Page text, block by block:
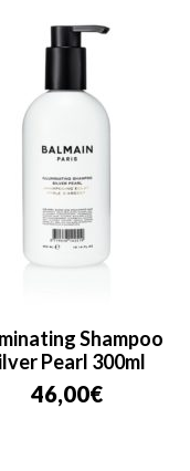
Shampoo
Pearl 300ml
46,00€